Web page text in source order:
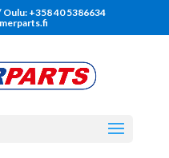
Oulu: +358 40 5386634